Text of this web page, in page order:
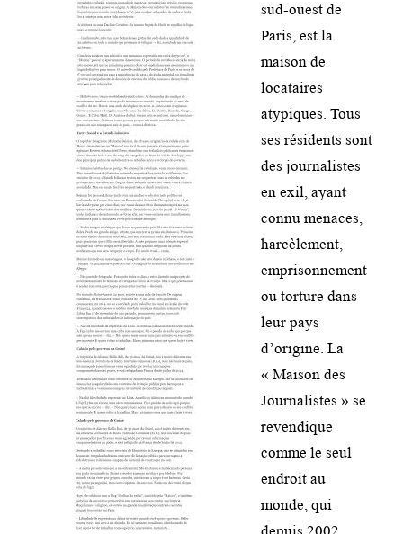
sud-ouest de
Paris, est la
maison de
locataires
atypiques. Tous
ses résidents sont
des journalistes
en exil, ayant
connu menaces,
harcèlement,
emprisonnement
ou torture dans
leur pays
d’origine. La
« Maison des
Journalistes » se
revendique
comme le seul
endroit au
monde, qui